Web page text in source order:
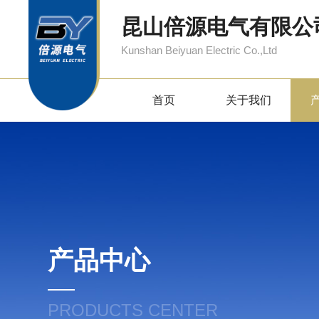
昆山倍源电气有限公
Kunshan Beiyuan Electric Co.,Ltd
首页 关于我们
产品中心
PRODUCTS CENTER